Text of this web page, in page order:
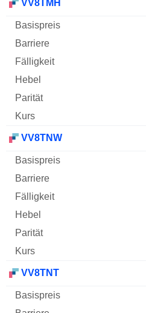
VV8TMH
VV8TNW
VV8TNT